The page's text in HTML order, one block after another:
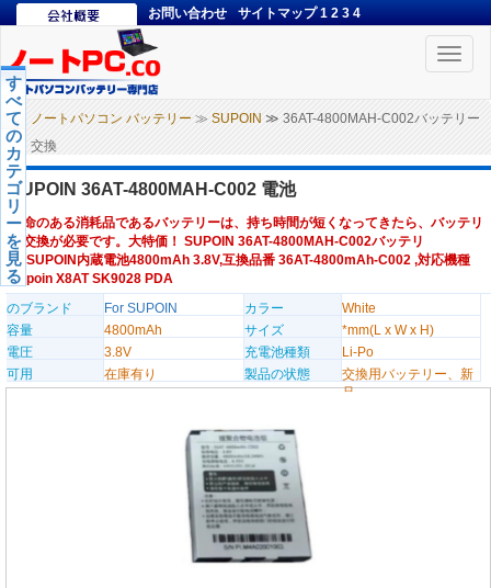
お問い合わせ サイトマップ 1 2 3 4
Toggle
ノートパソコン バッテリー ≫ SUPOIN ≫ 36AT-4800MAH-C002バッテリー
交換
す
べ
て
の
カ
テ
ゴ
リ
ー
を
見
る
SUPOIN 36AT-4800MAH-C002 電池
寿命のある消耗品であるバッテリーは、持ち時間が短くなってきたら、バッテリ
ー交換が必要です。大特価！ SUPOIN 36AT-4800MAH-C002バッテリ
ー,SUPOIN内蔵電池4800mAh 3.8V,互換品番 36AT-4800mAh-C002 ,対応機種
Supoin X8AT SK9028 PDA
のブランド
For SUPOIN カラー
White
容量
4800mAh サイズ
*mm(L x W x H)
電圧
3.8V 充電池種類
Li-Po
可用
在庫有り 製品の状態
交換用バッテリー、新
品